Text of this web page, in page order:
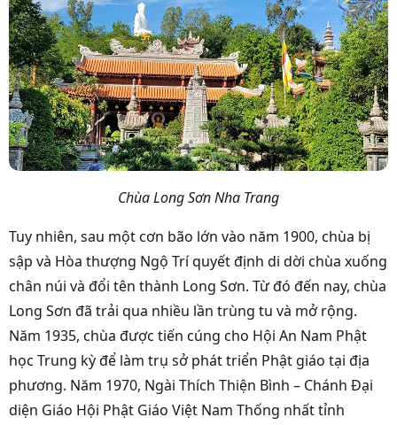
Chùa Long Sơn Nha Trang
Tuy nhiên, sau một cơn bão lớn vào năm 1900, chùa bị
sập và Hòa thượng Ngộ Trí quyết định di dời chùa xuống
chân núi và đổi tên thành Long Sơn. Từ đó đến nay, chùa
Long Sơn đã trải qua nhiều lần trùng tu và mở rộng.
Năm 1935, chùa được tiến cúng cho Hội An Nam Phật
học Trung kỳ để làm trụ sở phát triển Phật giáo tại địa
phương. Năm 1970, Ngài Thích Thiện Bình – Chánh Đại
diện Giáo Hội Phật Giáo Việt Nam Thống nhất tỉnh